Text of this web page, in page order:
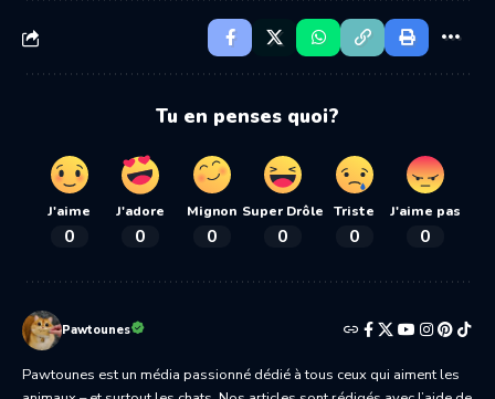
Tu en penses quoi?
J'aime
0
J'adore
0
Mignon
0
Super Drôle
0
Triste
0
J'aime pas
0
Pawtounes
Pawtounes est un média passionné dédié à tous ceux qui aiment les